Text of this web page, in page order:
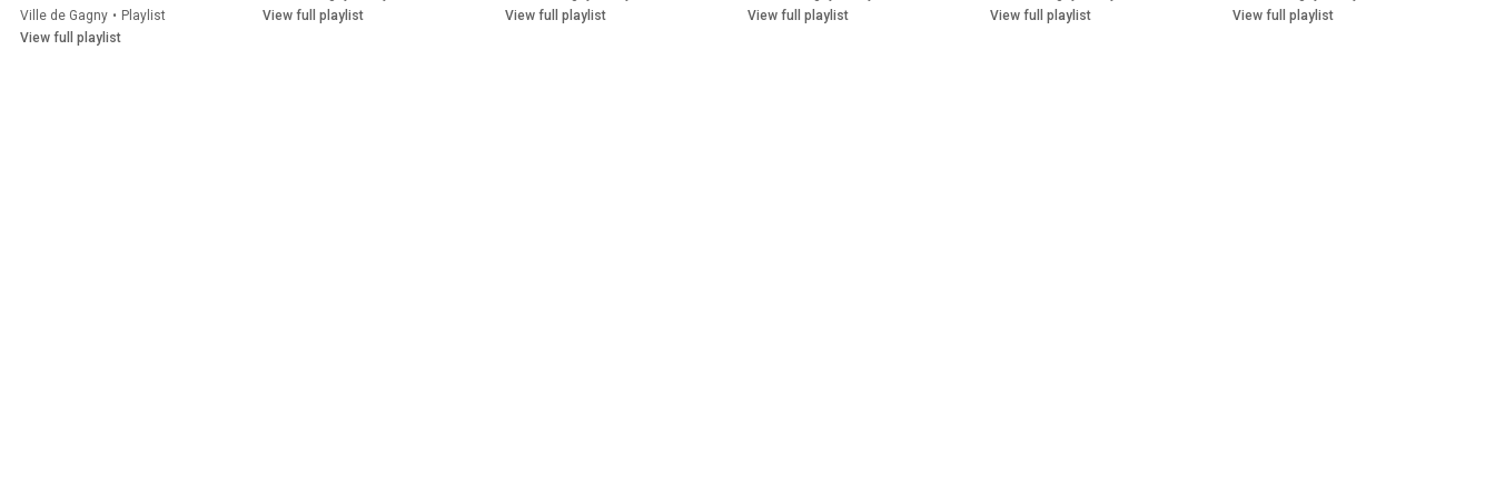
Ville de Gagny • Playlist
View full playlist
View full playlist
View full playlist
View full playlist
View full playlist
View full playlist